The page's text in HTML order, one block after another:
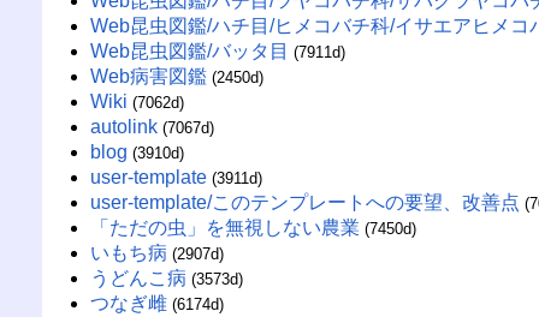
Web昆虫図鑑/ハチ目/ヒメコバチ科/イサエアヒメコ
Web昆虫図鑑/バッタ目 (7911d)
Web病害図鑑 (2450d)
Wiki (7062d)
autolink (7067d)
blog (3910d)
user-template (3911d)
user-template/このテンプレートへの要望、改善点
「ただの虫」を無視しない農業 (7450d)
いもち病 (2907d)
うどんこ病 (3573d)
つなぎ雌 (6174d)